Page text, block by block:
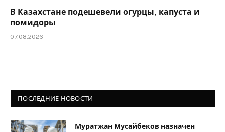
В Казахстане подешевели огурцы, капуста и
помидоры
07.08.2026
ПОСЛЕДНИЕ НОВОСТИ
Муратжан Мусайбеков назначен